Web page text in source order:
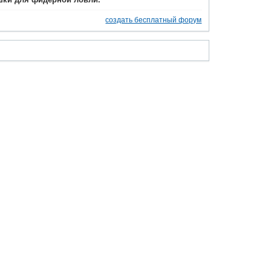
создать бесплатный форум